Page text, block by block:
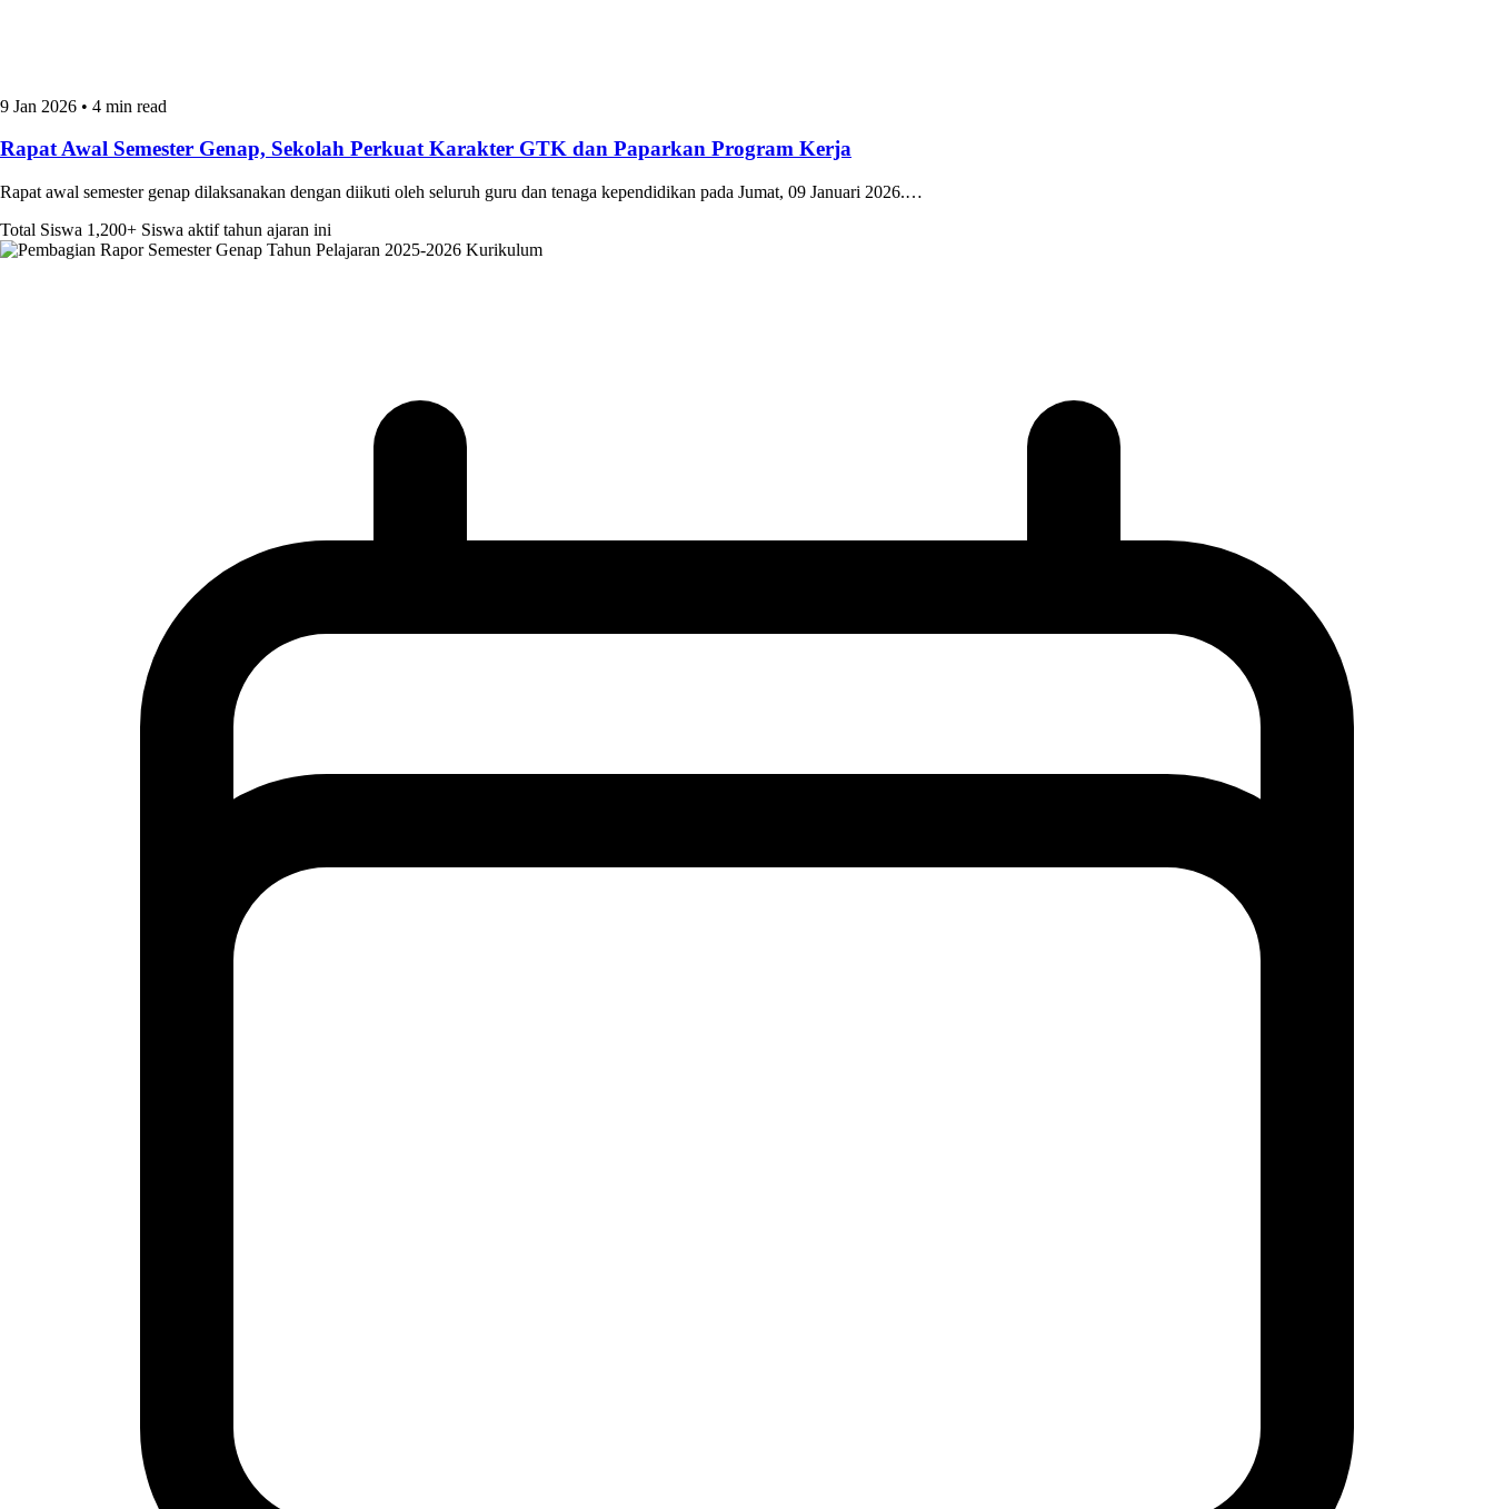
9 Jan 2026 • 4 min read
Rapat Awal Semester Genap, Sekolah Perkuat Karakter GTK dan Paparkan Program Kerja
Rapat awal semester genap dilaksanakan dengan diikuti oleh seluruh guru dan tenaga kependidikan pada Jumat, 09 Januari 2026.…
Total Siswa 1,200+ Siswa aktif tahun ajaran ini
Kurikulum